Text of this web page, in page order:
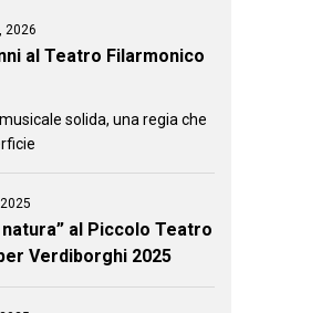
2026
al Teatro Filarmonico
solida, una regia che
natura” al Piccolo Teatro
Verdiborghi 2025